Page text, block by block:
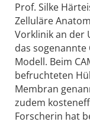
Prof. Silke
Zelluläre
Vorklinik an der
das sogenannte
Modell. Beim
befruchteten
Membran
zudem
Forscherin hat